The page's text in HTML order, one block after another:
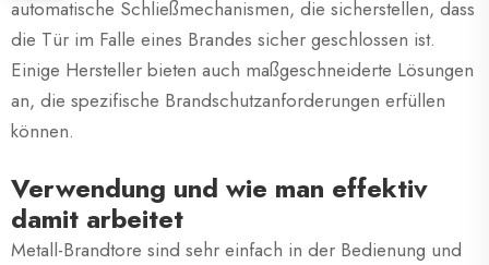
automatische Schließmechanismen, die sicherstellen, dass
die Tür im Falle eines Brandes sicher geschlossen ist.
Einige Hersteller bieten auch maßgeschneiderte Lösungen
an, die spezifische Brandschutzanforderungen erfüllen
können.
Verwendung und wie man effektiv
damit arbeitet
Metall-Brandtore sind sehr einfach in der Bedienung und